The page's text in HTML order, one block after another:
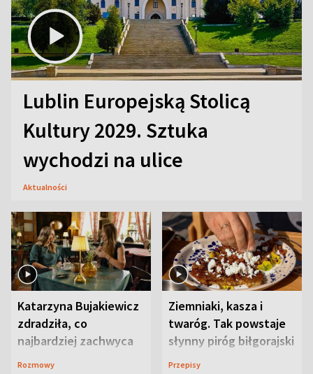
Lublin Europejską Stolicą
Kultury 2029. Sztuka
wychodzi na ulice
Aktualności
Katarzyna Bujakiewicz
zdradziła, co
najbardziej zachwyca
ją w Lublinie
Rozmowy
Ziemniaki, kasza i
twaróg. Tak powstaje
słynny piróg biłgorajski
Przepisy